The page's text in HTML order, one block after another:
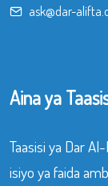
ask@dar-
Aina ya
Taasisi ya Dar
isiyo ya faida